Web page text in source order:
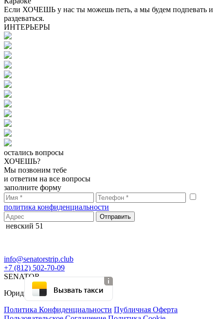
Если ХОЧЕШЬ у нас ты можешь петь, а мы будем подпевать и
раздеваться.
ИНТЕРЬЕРЫ
остались вопросы
ХОЧЕШЬ?
Мы позвоним тебе
и ответим на все вопросы
заполните форму
политика конфиденциальности
невский 51
Вызвать такси
info@senatorstrip.club
+7 (812) 502-70-09
SENATOR
Юридическая информация:
Политика Конфиденциальности Публичная Оферта